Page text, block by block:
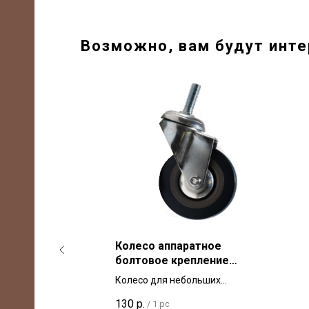
Возможно, вам будут
Колесо аппаратное
болтовое крепление
SCTG 75 мм М10 для
тележек и мебели
Колесо для небольших
130 р. / 1 pc